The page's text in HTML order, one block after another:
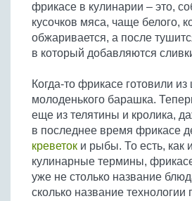
Кремы
Грибы
Пельмени, вареники
Макароны
Бобовые
Яйца
Крупы
фрикасе в кулинарии – это,
кусочков мяса, чаще белого,
обжаривается, а после
в который добавляются
Когда-то фрикасе готовили
молоденького барашка.
еще из телятины и кролика,
в последнее время фрикасе
креветок и рыбы. То есть, как
кулинарные термины,
уже не столько название
сколько название технологии